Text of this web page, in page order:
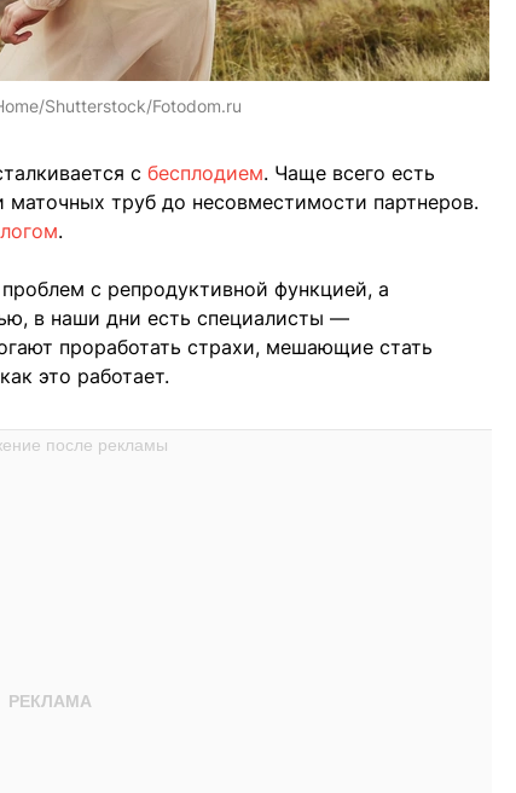
Shutterstock/Fotodom.ru
с бесплодием. Чаще всего есть
труб до несовместимости партнеров.
.
с репродуктивной функцией, а
в наши дни есть специалисты —
проработать страхи, мешающие стать
это работает.